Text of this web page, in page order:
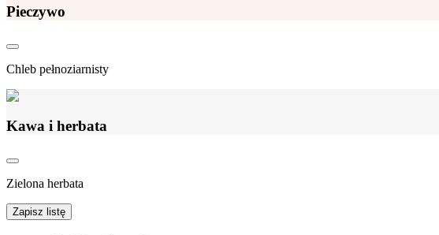
Pieczywo
Chleb pełnoziarnisty
Kawa i herbata
Zielona herbata
Zapisz listę